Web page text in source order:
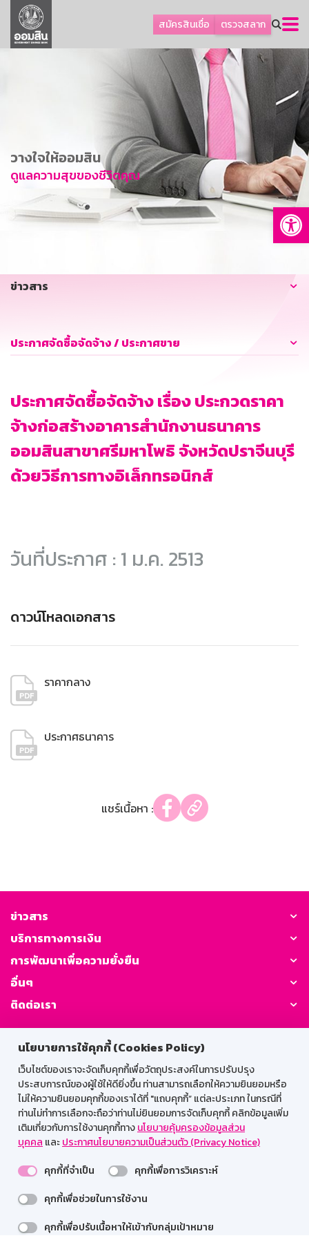
นโยบายการใช้คุกกี้ (Cookies Policy)
เว็บไซต์ของเราจะจัดเก็บคุกกี้เพื่อวัตถุประสงค์ในการปรับปรุง
ประสบการณ์ของผู้ใช้ให้ดียิ่งขึ้น ท่านสามารถเลือกให้ความยินยอมหรือ
ไม่ให้ความยินยอมคุกกี้ของเราได้ที่ "แถบคุกกี้” แต่ละประเภท ในกรณีที่
ท่านไม่ทำการเลือกจะถือว่าท่านไม่ยินยอมการจัดเก็บคุกกี้ คลิกข้อมูลเพิ่ม
เติมเกี่ยวกับการใช้งานคุกกี้ทางนโยบายคุ้มครองข้อมูลส่วน
บุคคล และประกาศนโยบายความเป็นส่วนตัว (Privacy Notice)
คุกกี้ที่จำเป็น
คุกกี้เพื่อการวิเคราะห์
คุกกี้เพื่อช่วยในการใช้งาน
คุกกี้เพื่อปรับเนื้อหาให้เข้ากับกลุ่มเป้าหมาย
สมัครสินเชื่อ ตรวจสลาก
ลูกค้าธุรกิจ
ลูกค้าผู้ประกอบรายย่อย
การพัฒนาที่ยั่งยืน
ข่าวสาร
บริการทางการเงิน
อื่นๆ
วางใจให้ออมสิน
ดูแลความสุขของชีวิตคุณ
ข่าวสาร
ประกาศจัดซื้อจัดจ้าง / ประกาศขาย
ประกาศจัดซื้อจัดจ้าง เรื่อง ประกวดราคา
จ้างก่อสร้างอาคารสำนักงานธนาคาร
ออมสินสาขาศรีมหาโพธิ จังหวัดปราจีนบุรี
ด้วยวิธีการทางอิเล็กทรอนิกส์
วันที่ประกาศ : 1 ม.ค. 2513
ดาวน์โหลดเอกสาร
ราคากลาง
ประกาศธนาคาร
แชร์เนื้อหา :
ข่าวสาร
บริการทางการเงิน
การพัฒนาเพื่อความยั่งยืน
อื่นๆ
ติดต่อเรา
GSB Society:
สำหรับพนักงาน
Web HR
GSB Wisdom
M-Search
เข้าสู่ระบบเน็ตเมล
รองรับการใช้งานได้ดีบนเว็บบราวเซอร์